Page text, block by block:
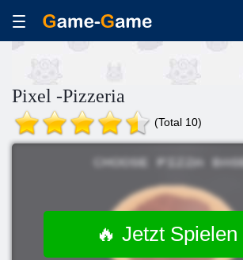
Pixel -Pizzeria
(Total 10)
🔥 Jetzt Spielen